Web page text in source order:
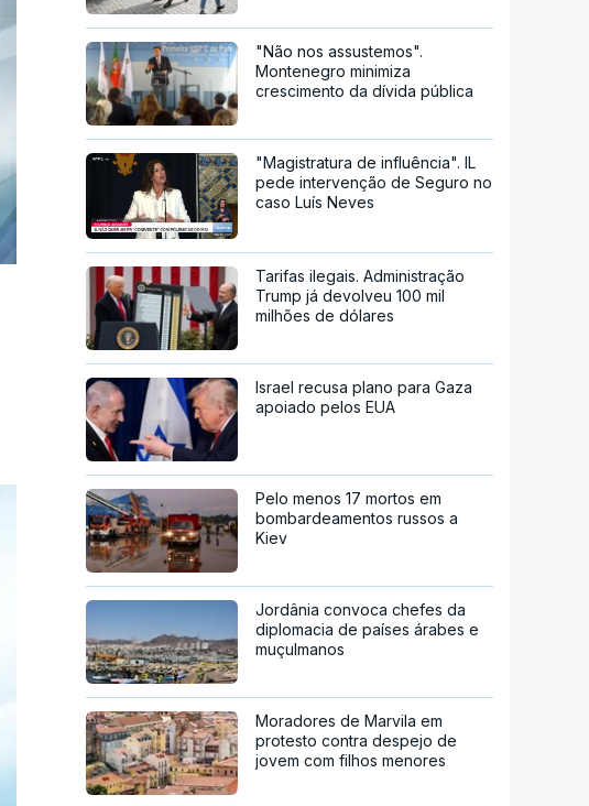
"Não nos assustemos".
Montenegro minimiza
crescimento da dívida pública
"Magistratura de influência". IL
pede intervenção de Seguro no
caso Luís Neves
Tarifas ilegais. Administração
Trump já devolveu 100 mil
milhões de dólares
Israel recusa plano para Gaza
apoiado pelos EUA
Pelo menos 17 mortos em
bombardeamentos russos a
Kiev
Jordânia convoca chefes da
diplomacia de países árabes e
muçulmanos
Moradores de Marvila em
protesto contra despejo de
jovem com filhos menores